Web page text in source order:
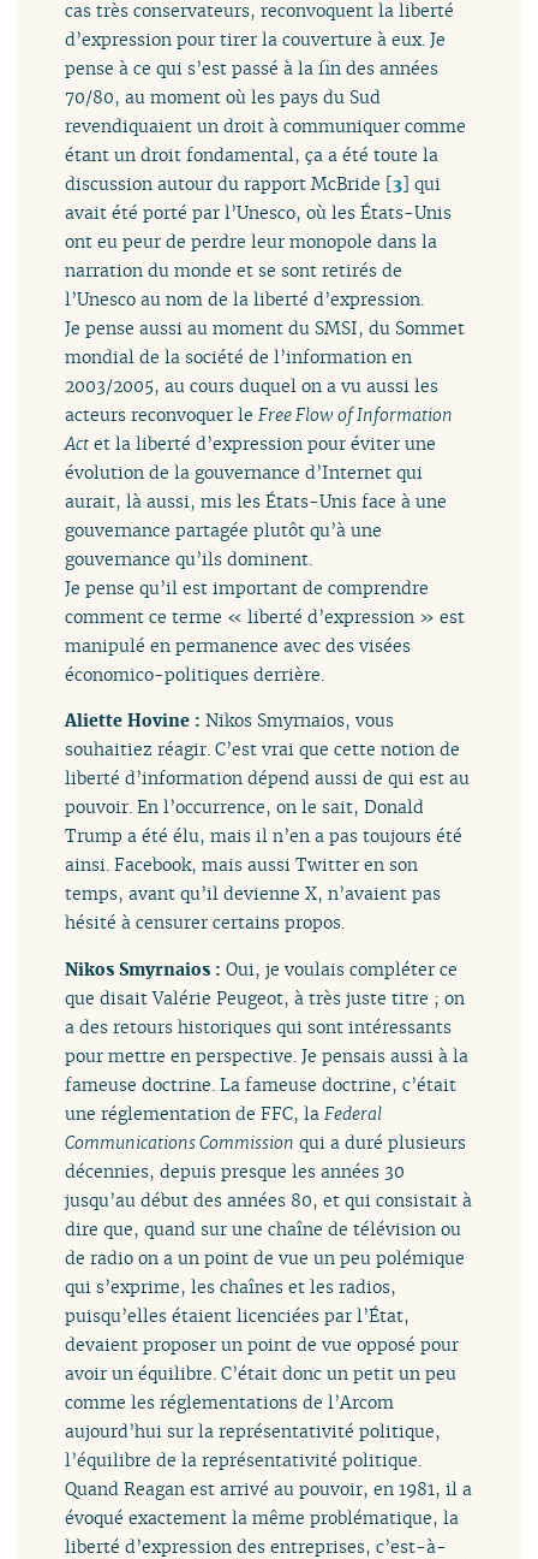
cas très conservateurs, reconvoquent la liberté
d’expression pour tirer la couverture à eux. Je
pense à ce qui s’est passé à la fin des années
70/80, au moment où les pays du Sud
revendiquaient un droit à communiquer comme
étant un droit fondamental, ça a été toute la
discussion autour du rapport McBride [3] qui
avait été porté par l’Unesco, où les États-Unis
ont eu peur de perdre leur monopole dans la
narration du monde et se sont retirés de
l’Unesco au nom de la liberté d’expression.
Je pense aussi au moment du SMSI, du Sommet
mondial de la société de l’information en
2003/2005, au cours duquel on a vu aussi les
acteurs reconvoquer leFree Flow of Information
Act et la liberté d’expression pour éviter une
évolution de la gouvernance d’Internet qui
aurait, là aussi, mis les États-Unis face à une
gouvernance partagée plutôt qu’à une
gouvernance qu’ils dominent.
Je pense qu’il est important de comprendre
comment ce terme « liberté d’expression » est
manipulé en permanence avec des visées
économico-politiques derrière.
Aliette Hovine :Nikos Smyrnaios, vous
souhaitiez réagir. C’est vrai que cette notion de
liberté d’information dépend aussi de qui est au
pouvoir. En l’occurrence, on le sait, Donald
Trump a été élu, mais il n’en a pas toujours été
ainsi. Facebook, mais aussi Twitter en son
temps, avant qu’il devienne X, n’avaient pas
hésité à censurer certains propos.
Nikos Smyrnaios :Oui, je voulais compléter ce
que disait Valérie Peugeot, à très juste titre ; on
a des retours historiques qui sont intéressants
pour mettre en perspective. Je pensais aussi à la
fameuse doctrine. La fameuse doctrine, c’était
une réglementation de FFC, laFederal
Communications Commission qui a duré plusieurs
décennies, depuis presque les années 30
jusqu’au début des années 80, et qui consistait à
dire que, quand sur une chaîne de télévision ou
de radio on a un point de vue un peu polémique
qui s’exprime, les chaînes et les radios,
puisqu’elles étaient licenciées par l’État,
devaient proposer un point de vue opposé pour
avoir un équilibre. C’était donc un petit un peu
comme les réglementations de l’Arcom
aujourd’hui sur la représentativité politique,
l’équilibre de la représentativité politique.
Quand Reagan est arrivé au pouvoir, en 1981, il a
évoqué exactement la même problématique, la
liberté d’expression des entreprises, c’est-à-